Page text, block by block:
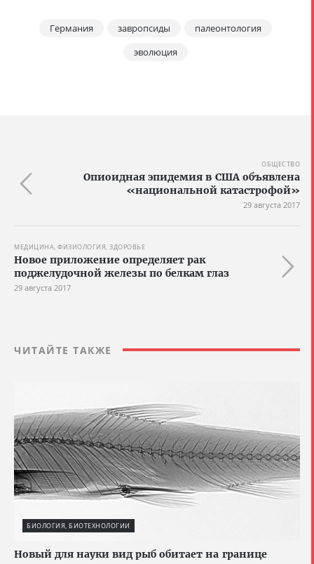
Германия завропсиды
палеонтология
эволюция
ОБЩЕСТВО
Опиоидная эпидемия в США объявлена
«национальной катастрофой»
29 августа 2017
МЕДИЦИНА, ФИЗИОЛОГИЯ, ЗДОРОВЬЕ
Новое приложение определяет рак
поджелудочной железы по белкам глаз
29 августа 2017
ЧИТАЙТЕ ТАКЖЕ
БИОЛОГИЯ, БИОТЕХНОЛОГИИ
Новый для науки вид рыб обитает на границе